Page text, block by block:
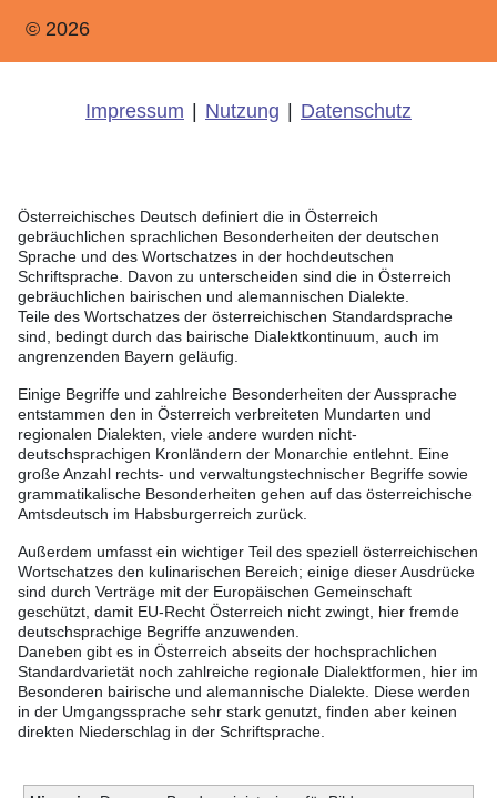
© 2026
Impressum Nutzung Datenschutz
Österreichisches Deutsch definiert die in Österreich
gebräuchlichen sprachlichen Besonderheiten der deutschen
Sprache und des Wortschatzes in der hochdeutschen
Schriftsprache. Davon zu unterscheiden sind die in Österreich
gebräuchlichen bairischen und alemannischen Dialekte.
Teile des Wortschatzes der österreichischen Standardsprache
sind, bedingt durch das bairische Dialektkontinuum, auch im
angrenzenden Bayern geläufig.
Einige Begriffe und zahlreiche Besonderheiten der Aussprache
entstammen den in Österreich verbreiteten Mundarten und
regionalen Dialekten, viele andere wurden nicht-
deutschsprachigen Kronländern der Monarchie entlehnt. Eine
große Anzahl rechts- und verwaltungstechnischer Begriffe sowie
grammatikalische Besonderheiten gehen auf das österreichische
Amtsdeutsch im Habsburgerreich zurück.
Außerdem umfasst ein wichtiger Teil des speziell österreichischen
Wortschatzes den kulinarischen Bereich; einige dieser Ausdrücke
sind durch Verträge mit der Europäischen Gemeinschaft
geschützt, damit EU-Recht Österreich nicht zwingt, hier fremde
deutschsprachige Begriffe anzuwenden.
Daneben gibt es in Österreich abseits der hochsprachlichen
Standardvarietät noch zahlreiche regionale Dialektformen, hier im
Besonderen bairische und alemannische Dialekte. Diese werden
in der Umgangssprache sehr stark genutzt, finden aber keinen
direkten Niederschlag in der Schriftsprache.